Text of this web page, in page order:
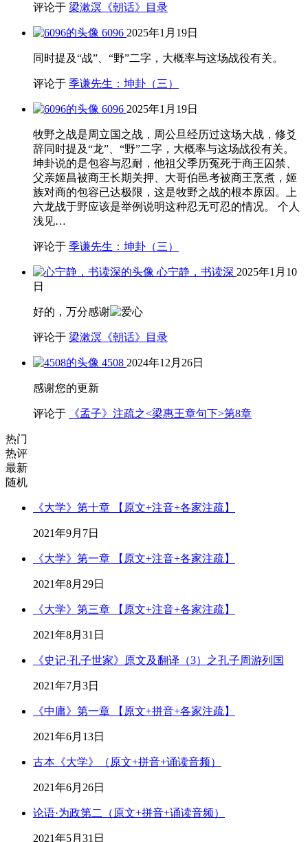
评论于 梁漱溟《朝话》目录
6096 2025年1月19日
同时提及“战”、“野”二字，大概率与这场战役有关。
评论于 季谦先生：坤卦（三）
6096 2025年1月19日
牧野之战是周立国之战，周公旦经历过这场大战，修爻
辞同时提及“龙”、“野”二字，大概率与这场战役有关。
坤卦说的是包容与忍耐，他祖父季历冤死于商王囚禁、
父亲姬昌被商王长期关押、大哥伯邑考被商王烹煮，姬
族对商的包容已达极限，这是牧野之战的根本原因。上
六龙战于野应该是举例说明这种忍无可忍的情况。 个人
浅见…
评论于 季谦先生：坤卦（三）
心宁静，书读深 2025年1月10
日
好的，万分感谢
评论于 梁漱溟《朝话》目录
4508 2024年12月26日
感谢您的更新
评论于 《孟子》注疏之<梁惠王章句下>第8章
热门
热评
最新
随机
《大学》第十章 【原文+注音+各家注疏】
2021年9月7日
《大学》第一章 【原文+注音+各家注疏】
2021年8月29日
《大学》第三章 【原文+注音+各家注疏】
2021年8月31日
《史记·孔子世家》原文及翻译（3）之孔子周游列国
2021年7月3日
《中庸》第一章 【原文+拼音+各家注疏】
2021年6月13日
古本《大学》（原文+拼音+诵读音频）
2021年6月26日
论语·为政第二（原文+拼音+诵读音频）
2021年5月31日